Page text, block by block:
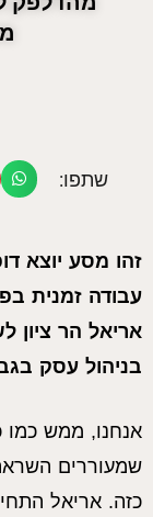
שתפו:
זהו מסע יוצא
עבודה זמנית
אריאל הר
בניהול עסק
אנחנו, ממש כמו